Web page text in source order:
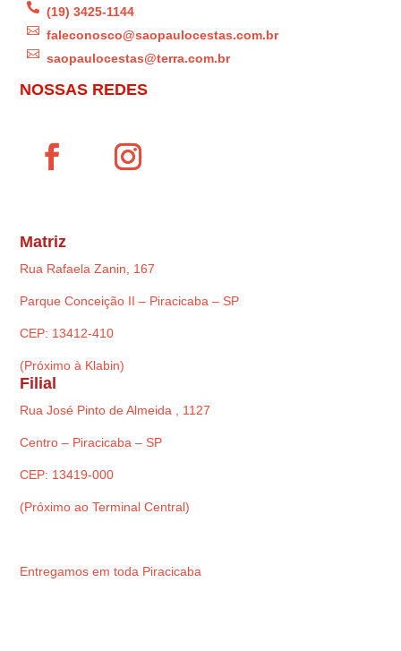
 (19) 3425-1144
 faleconosco@saopaulocestas.com.br
 saopaulocestas@terra.com.br
NOSSAS REDES
Matriz
Rua Rafaela Zanin, 167
Parque Conceição II – Piracicaba – SP
CEP: 13412-410
(Próximo à Klabin)
Filial
Rua José Pinto de Almeida , 1127
Centro – Piracicaba – SP
CEP: 13419-000
(Próximo ao Terminal Central)
Entregamos em toda Piracicaba